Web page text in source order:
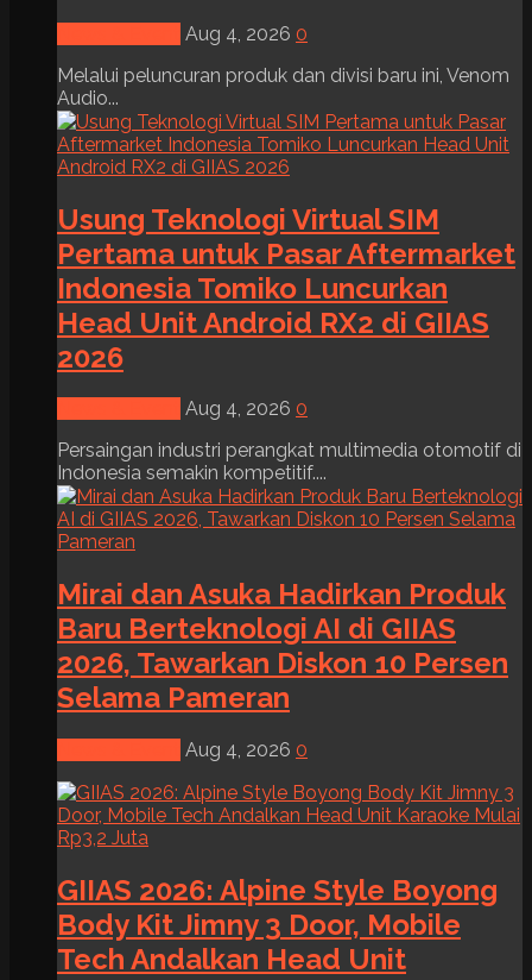
Aug 4, 2026 0
Melalui peluncuran produk dan divisi baru ini, Venom
Audio...
Usung Teknologi Virtual SIM
Pertama untuk Pasar Aftermarket
Indonesia Tomiko Luncurkan
Head Unit Android RX2 di GIIAS
2026
Aug 4, 2026 0
Persaingan industri perangkat multimedia otomotif di
Indonesia semakin kompetitif....
Mirai dan Asuka Hadirkan Produk
Baru Berteknologi AI di GIIAS
2026, Tawarkan Diskon 10 Persen
Selama Pameran
Aug 4, 2026 0
GIIAS 2026: Alpine Style Boyong
Body Kit Jimny 3 Door, Mobile
Tech Andalkan Head Unit